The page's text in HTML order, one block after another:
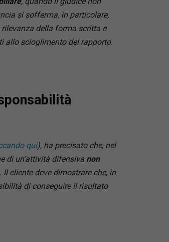
si sofferma, in particolare,
della forma scritta e
allo scioglimento del rapporto.
qui), ha precisato che, nel
di un’attività difensiva non
Il cliente deve dimostrare che, in
di conseguire il risultato